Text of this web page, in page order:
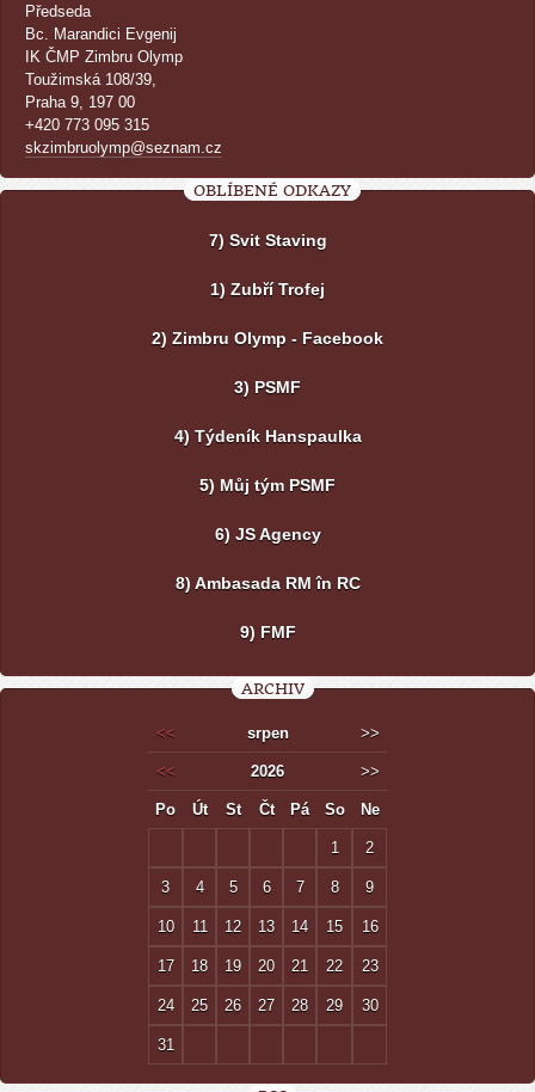
Předseda
Bc. Marandici Evgenij
IK ČMP Zimbru Olymp
Toužimská 108/39,
Praha 9, 197 00
+420 773 095 315
skzimbruolymp@seznam.cz
OBLÍBENÉ ODKAZY
7) Svit Staving
1) Zubří Trofej
2) Zimbru Olymp - Facebook
3) PSMF
4) Týdeník Hanspaulka
5) Můj tým PSMF
6) JS Agency
8) Ambasada RM în RC
9) FMF
ARCHIV
<< srpen >>
<< 2026 >>
Po Út St Čt Pá So Ne
1 2
3 4 5 6 7 8 9
10 11 12 13 14 15 16
17 18 19 20 21 22 23
24 25 26 27 28 29 30
31